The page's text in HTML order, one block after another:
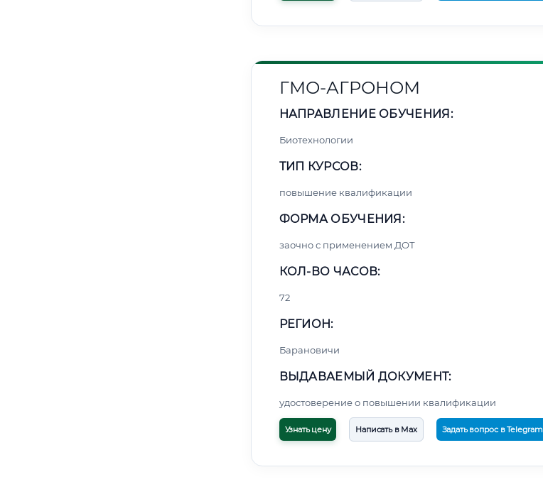
ГМО-АГРОНОМ
НАПРАВЛЕНИЕ ОБУЧЕНИЯ:
Биотехнологии
ТИП КУРСОВ:
повышение квалификации
ФОРМА ОБУЧЕНИЯ:
заочно с применением ДОТ
КОЛ-ВО ЧАСОВ:
72
РЕГИОН:
Барановичи
ВЫДАВАЕМЫЙ ДОКУМЕНТ:
удостоверение о повышении квалификации
Узнать цену Написать в Max Задать вопрос в Telegram